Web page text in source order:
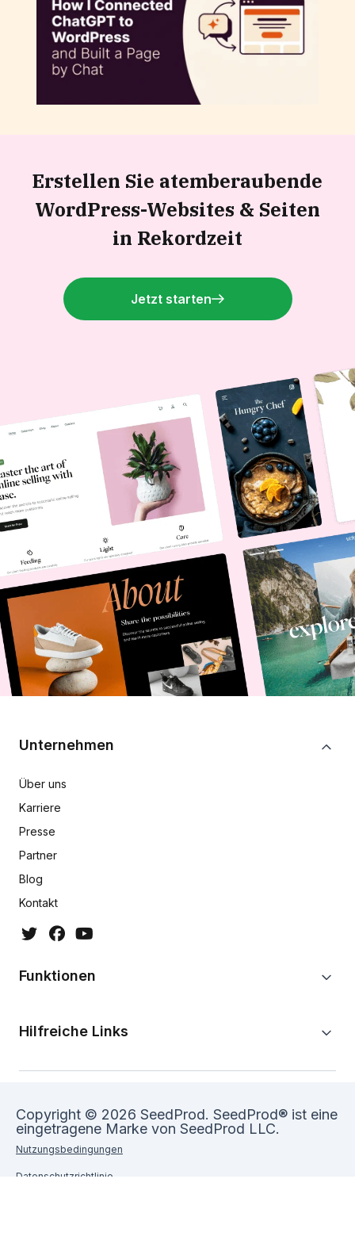
Erstellen Sie atemberaubende
WordPress-Websites & Seiten
in Rekordzeit
Jetzt starten
Unternehmen
Über uns
Karriere
Presse
Partner
Blog
Kontakt
Funktionen
Hilfreiche Links
Copyright © 2026 SeedProd. SeedProd® ist eine
eingetragene Marke von SeedProd LLC.
Nutzungsbedingungen
Datenschutzrichtlinie